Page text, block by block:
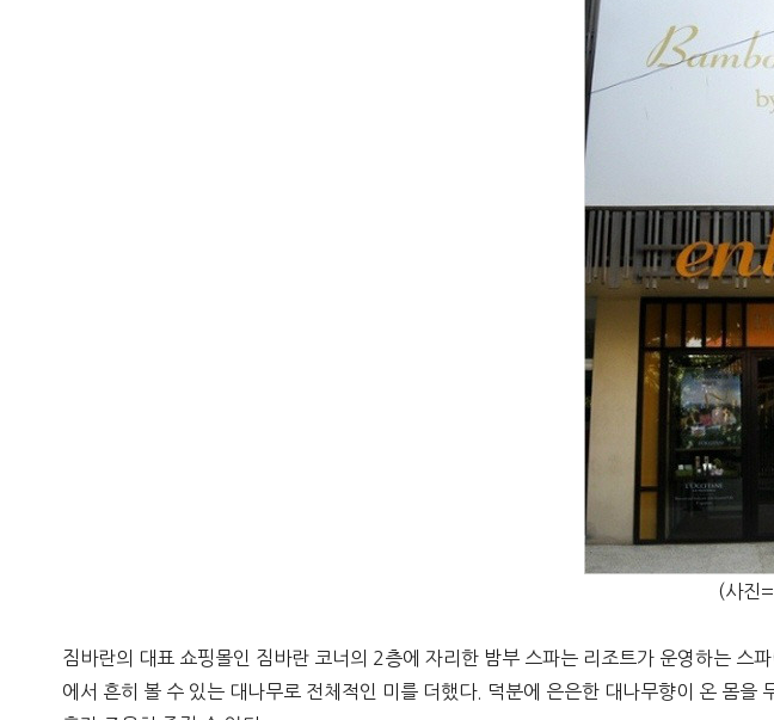
(사진
짐바란의 대표 쇼핑몰인 짐바란 코너의 2층에 자리한 밤부 스파는 리조트가 운영하는 스
에서 흔히 볼 수 있는 대나무로 전체적인 미를 더했다. 덕분에 은은한 대나무향이 온 몸